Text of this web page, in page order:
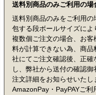
送料別商品のみご利用の場
送料別商品のみをご利用
包する段ボールサイズによ
複数個ご注文の場合、お
料が計算できない為、商
社にてご注文確認後、正
し、弊社から送付の確認
注文詳細をお知らせいた
AmazonPay・PayPAYご